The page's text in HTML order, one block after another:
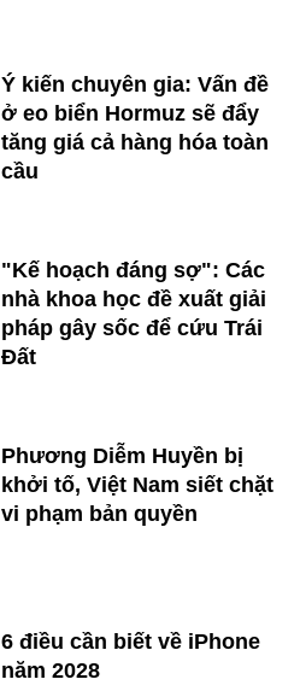
Ý kiến chuyên gia: Vấn đề
ở eo biển Hormuz sẽ đẩy
tăng giá cả hàng hóa toàn
cầu
"Kế hoạch đáng sợ": Các
nhà khoa học đề xuất giải
pháp gây sốc để cứu Trái
Đất
Phương Diễm Huyền bị
khởi tố, Việt Nam siết chặt
vi phạm bản quyền
6 điều cần biết về iPhone
năm 2028